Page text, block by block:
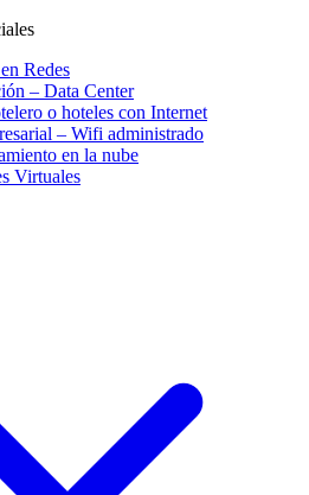
Redes
– Data Center
o hoteles con Internet
– Wifi administrado
en la nube
Virtuales